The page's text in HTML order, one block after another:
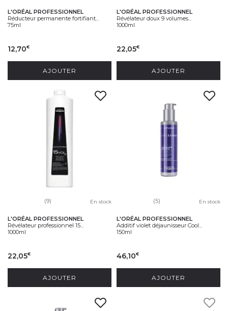
L'ORÉAL PROFESSIONNEL
Réducteur permanente fortifiant...
75ml
12,70€
AJOUTER
L'ORÉAL PROFESSIONNEL
Révélateur doux 9 volumes...
1000ml
22,05€
AJOUTER
(9) En stock
L'ORÉAL PROFESSIONNEL
Révélateur professionnel 15...
1000ml
22,05€
AJOUTER
(5) En stock
L'ORÉAL PROFESSIONNEL
Additif violet déjaunisseur Cool...
150ml
46,10€
AJOUTER